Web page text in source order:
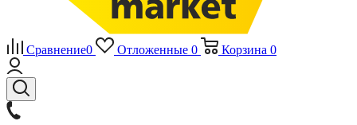
Сравнение0 Отложенные 0 Корзина 0